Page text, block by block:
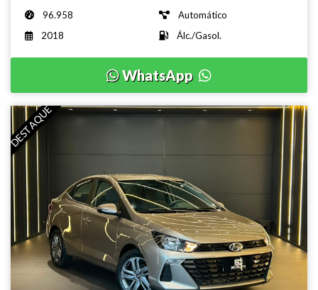
96.958
Automático
2018
Álc./Gasol.
WhatsApp
DESTAQUE